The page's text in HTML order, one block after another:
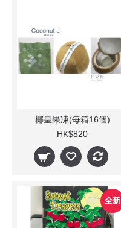
椰皇果凍(每箱16個)
HK$820
全新